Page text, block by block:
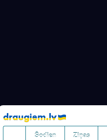
Pāriet
uz
saturu
Šodien Ziņas